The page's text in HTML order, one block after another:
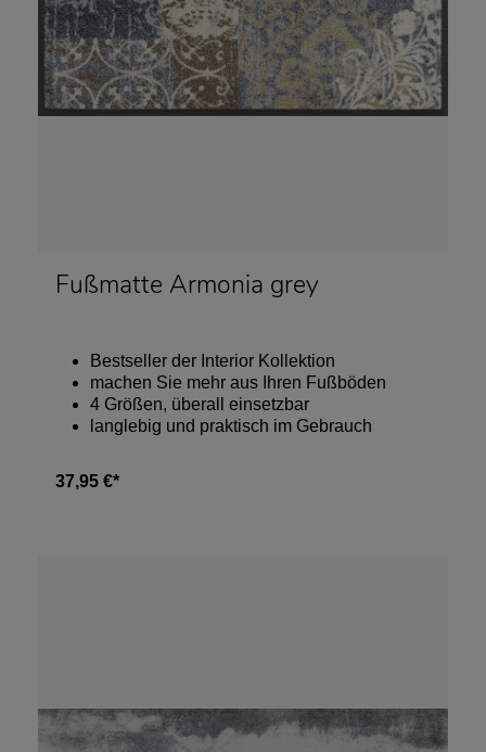
Fußmatte Armonia grey
Bestseller der Interior Kollektion
machen Sie mehr aus Ihren Fußböden
4 Größen, überall einsetzbar
langlebig und praktisch im Gebrauch
37,95 €*